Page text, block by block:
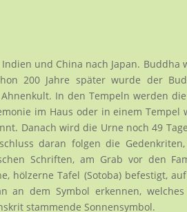
und China nach Japan. Buddha
200 Jahre später wurde der
In den Tempeln werden
im Haus oder in einem Tempel
Danach wird die Urne noch 49
daran folgen die
Schriften, am Grab vor den
hölzerne Tafel (Sotoba) befestigt,
an dem Symbol erkennen,
stammende Sonnensymbol.